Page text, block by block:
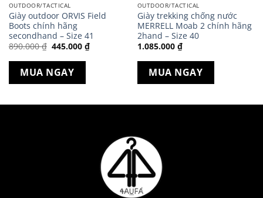
OUTDOOR/TACTICAL
Giày outdoor ORVIS Field
Boots chính hãng
secondhand – Size 41
890.000₫ Giá
gốc
là:
890.000 ₫.
445.000 ₫Giá
hiện
MUA NGAY
OUTDOOR/TACTICAL
Giày trekking chống nước
MERRELL Moab 2 chính hãng
2hand – Size 40
1.085.000 ₫
MUA NGAY